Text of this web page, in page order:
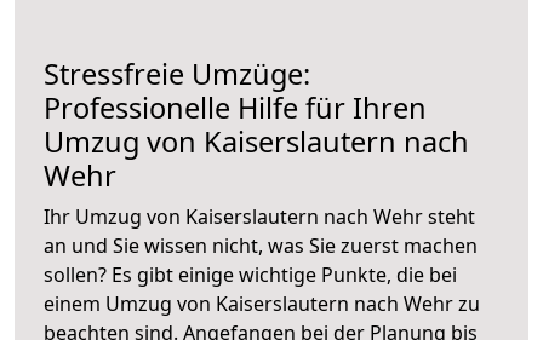
Stressfreie Umzüge:
Professionelle Hilfe für Ihren
Umzug von Kaiserslautern nach
Wehr
Ihr Umzug von Kaiserslautern nach Wehr steht
an und Sie wissen nicht, was Sie zuerst machen
sollen? Es gibt einige wichtige Punkte, die bei
einem Umzug von Kaiserslautern nach Wehr zu
beachten sind. Angefangen bei der Planung bis